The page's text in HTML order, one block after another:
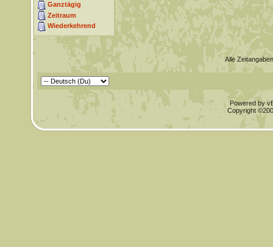
Ganztägig
Zeitraum
Wiederkehrend
Alle
Powered by
Copyright